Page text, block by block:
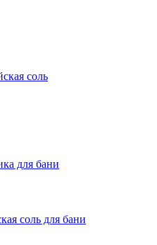
соль
для бани
соль для бани